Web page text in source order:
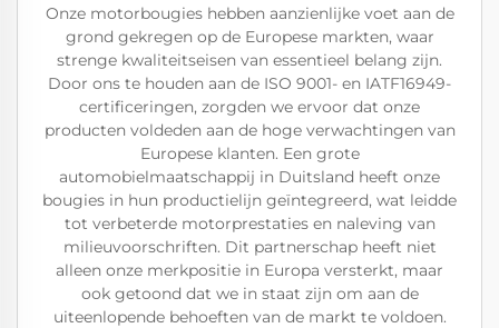
Onze motorbougies hebben aanzienlijke voet aan de
grond gekregen op de Europese markten, waar
strenge kwaliteitseisen van essentieel belang zijn.
Door ons te houden aan de ISO 9001- en IATF16949-
certificeringen, zorgden we ervoor dat onze
producten voldeden aan de hoge verwachtingen van
Europese klanten. Een grote
automobielmaatschappij in Duitsland heeft onze
bougies in hun productielijn geïntegreerd, wat leidde
tot verbeterde motorprestaties en naleving van
milieuvoorschriften. Dit partnerschap heeft niet
alleen onze merkpositie in Europa versterkt, maar
ook getoond dat we in staat zijn om aan de
uiteenlopende behoeften van de markt te voldoen.